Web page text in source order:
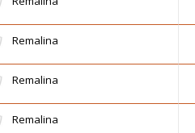
Remalina
Remalina
Remalina